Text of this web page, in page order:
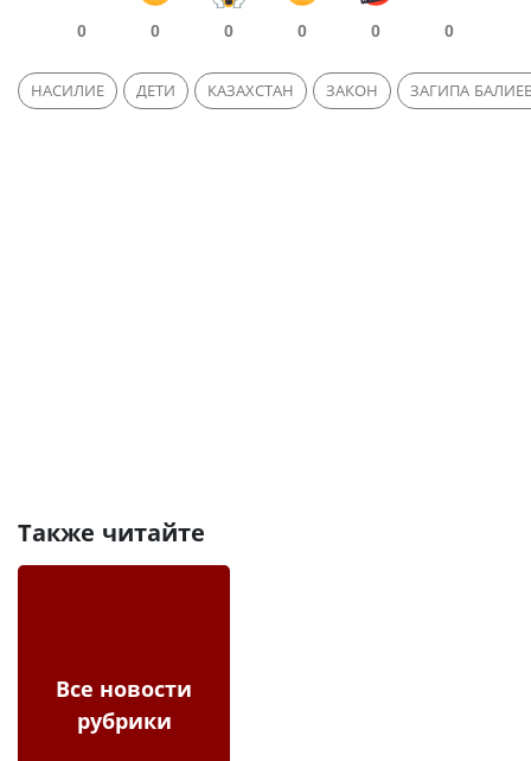
0 0 0 0 0 0
НАСИЛИЕ ДЕТИ КАЗАХСТАН ЗАКОН ЗАГИПА
Также читайте
Все новости
рубрики